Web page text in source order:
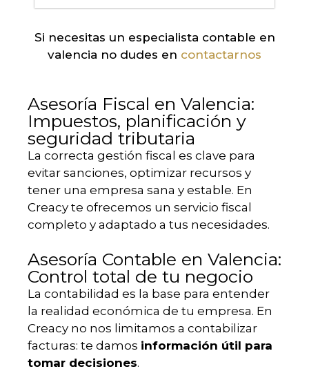
Si necesitas un especialista contable en
valencia no dudes en contactarnos
Asesoría Fiscal en Valencia:
Impuestos, planificación y
seguridad tributaria
La correcta gestión fiscal es clave para
evitar sanciones, optimizar recursos y
tener una empresa sana y estable. En
Creacy te ofrecemos un servicio fiscal
completo y adaptado a tus necesidades.
Asesoría Contable en Valencia:
Control total de tu negocio
La contabilidad es la base para entender
la realidad económica de tu empresa. En
Creacy no nos limitamos a contabilizar
facturas: te damos información útil para
tomar decisiones.